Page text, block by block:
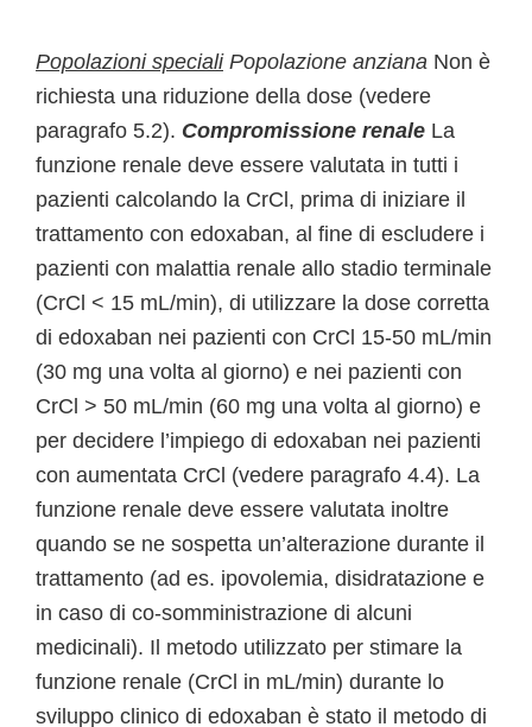
Popolazioni speciali Popolazione anziana Non è
richiesta una riduzione della dose (vedere
paragrafo 5.2). Compromissione renale La
funzione renale deve essere valutata in tutti i
pazienti calcolando la CrCl, prima di iniziare il
trattamento con edoxaban, al fine di escludere i
pazienti con malattia renale allo stadio terminale
(CrCl < 15 mL/min), di utilizzare la dose corretta
di edoxaban nei pazienti con CrCl 15-50 mL/min
(30 mg una volta al giorno) e nei pazienti con
CrCl > 50 mL/min (60 mg una volta al giorno) e
per decidere l’impiego di edoxaban nei pazienti
con aumentata CrCl (vedere paragrafo 4.4). La
funzione renale deve essere valutata inoltre
quando se ne sospetta un’alterazione durante il
trattamento (ad es. ipovolemia, disidratazione e
in caso di co-somministrazione di alcuni
medicinali). Il metodo utilizzato per stimare la
funzione renale (CrCl in mL/min) durante lo
sviluppo clinico di edoxaban è stato il metodo di